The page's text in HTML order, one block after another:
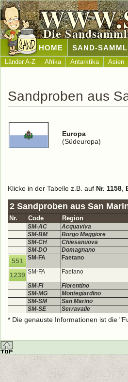
Die
HOME SAND-
Länder A-Z Afrika Antarktika Asien
Sandproben aus
Europa
(Südeuropa)
Klicke in der Tabelle z.B. auf Nr. 1158
2 Sandproben aus San
Nr. Code Region
SM-AC Acquaviva
SM-BM
Borgo Maggiore
SM-CH
Chiesanuova
SM-DO
Domagnano
551 SM-FA Faetano
1239 SM-FA Faetano
SM-FI Fiorentino
SM-MG
Montegiardino
SM-SM
San Marino
SM-SE
Serravalle
* Die genauste Informationen ist die